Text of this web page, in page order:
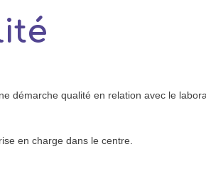
démarche qualité en relation avec le
en charge dans le centre.